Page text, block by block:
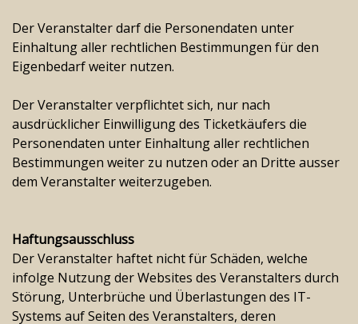
Der Veranstalter darf die Personendaten unter
Einhaltung aller rechtlichen Bestimmungen für den
Eigenbedarf weiter nutzen.
Der Veranstalter verpflichtet sich, nur nach
ausdrücklicher Einwilligung des Ticketkäufers die
Personendaten unter Einhaltung aller rechtlichen
Bestimmungen weiter zu nutzen oder an Dritte ausser
dem Veranstalter weiterzugeben.
Haftungsausschluss
Der Veranstalter haftet nicht für Schäden, welche
infolge Nutzung der Websites des Veranstalters durch
Störung, Unterbrüche und Überlastungen des IT-
Systems auf Seiten des Veranstalters, deren